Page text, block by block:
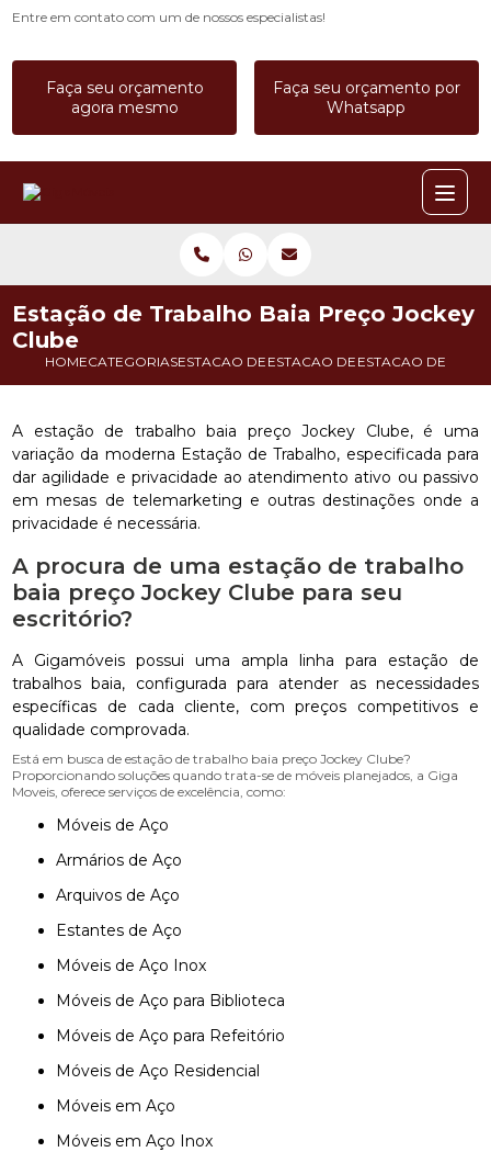
Entre em contato com um de nossos especialistas!
Faça seu orçamento
agora mesmo
Faça seu orçamento por
Whatsapp
HOMECATEGORIASESTACAO DE TRABALHOESTACAO DE TRABALHO BAIA
ESTACAO DE
Estação de Trabalho Baia Preço Jockey
Clube
A estação de trabalho baia preço Jockey Clube, é uma
variação da moderna Estação de Trabalho, especificada para
dar agilidade e privacidade ao atendimento ativo ou passivo
em mesas de telemarketing e outras destinações onde a
privacidade é necessária.
A procura de uma estação de trabalho
baia preço Jockey Clube para seu
escritório?
A Gigamóveis possui uma ampla linha para estação de
trabalhos baia, configurada para atender as necessidades
específicas de cada cliente, com preços competitivos e
qualidade comprovada.
Está em busca de estação de trabalho baia preço Jockey Clube?
Proporcionando soluções quando trata-se de móveis planejados, a Giga
Moveis, oferece serviços de excelência, como:
Móveis de Aço
Armários de Aço
Arquivos de Aço
Estantes de Aço
Móveis de Aço Inox
Móveis de Aço para Biblioteca
Móveis de Aço para Refeitório
Móveis de Aço Residencial
Móveis em Aço
Móveis em Aço Inox